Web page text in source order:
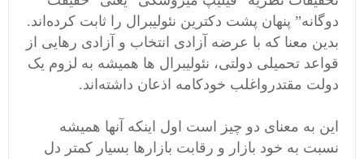
دوگانه” پنهان پشت دکترین نئولیبرال را ثابت کرده‌اند.
بدین معنا که با عرضه آزادی انتخاب و آزادی رهایی از
قواعد تحمیلی دولتی، نئولیبرال ها همیشه به لزوم یک
دولت مقتدرواغلب خودکامه اذعان داشته‌اند.
این به معنای دو چیز است اول اینکه آنها همیشه
نسبت به خود بازار و رقابت بازارها بسیار کمتر دل